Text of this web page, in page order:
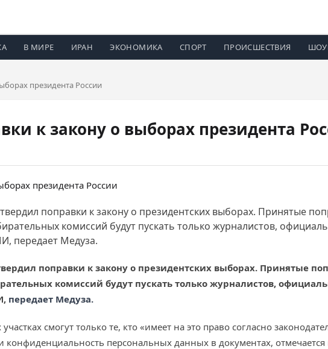
В МИРЕ ИРАН ЭКОНОМИКА СПОРТ ПРОИСШЕСТВИЯ
президента России
к закону о выборах президента
поправки к закону о президентских выборах. Принятые
комиссий будут пускать только журналистов,
передает Медуза.
поправки к закону о президентских выборах. Принятые
комиссий будут пускать только журналистов,
передает Медуза.
смогут только те, кто «имеет на это право согласно
персональных данных в документах, отмечается